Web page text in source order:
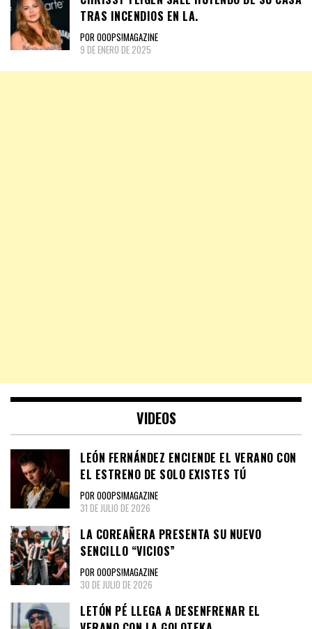
TRAS INCENDIOS EN LA.
POR OOOPS!MAGAZINE
9 DE ENERO DE 2025
VIDEOS
LEÓN FERNÁNDEZ ENCIENDE EL VERANO CON
EL ESTRENO DE SOLO EXISTES TÚ
POR OOOPS!MAGAZINE
31 DE JULIO DE 2026
LA COREAÑERA PRESENTA SU NUEVO
SENCILLO “VICIOS”
POR OOOPS!MAGAZINE
30 DE JULIO DE 2026
LETÓN PÉ LLEGA A DESENFRENAR EL